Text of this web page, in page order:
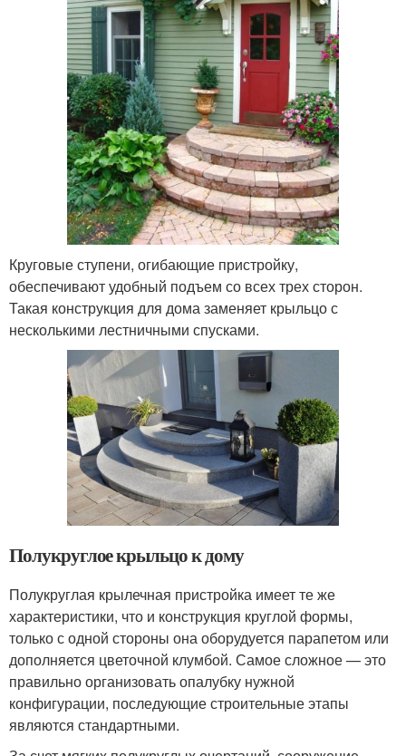
Круговые ступени, огибающие пристройку,
обеспечивают удобный подъем со всех трех сторон.
Такая конструкция для дома заменяет крыльцо с
несколькими лестничными спусками.
Полукруглое крыльцо к дому
Полукруглая крылечная пристройка имеет те же
характеристики, что и конструкция круглой формы,
только с одной стороны она оборудуется парапетом или
дополняется цветочной клумбой. Самое сложное — это
правильно организовать опалубку нужной
конфигурации, последующие строительные этапы
являются стандартными.